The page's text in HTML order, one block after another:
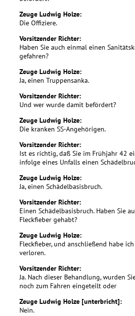
Zeuge Ludwig Holze:
Die Offiziere.
Vorsitzender Richter:
Haben Sie auch einmal einen
gefahren?
Zeuge Ludwig Holze:
Ja, einen Truppensanka.
Vorsitzender Richter:
Und wer wurde damit befördert?
Zeuge Ludwig Holze:
Die kranken SS-Angehörigen.
Vorsitzender Richter:
Ist es richtig, daß Sie im Frühjahr 42
infolge eines Unfalls einen
Zeuge Ludwig Holze:
Ja, einen Schädelbasisbruch.
Vorsitzender Richter:
Einen Schädelbasisbruch. Haben Sie
Fleckfieber gehabt?
Zeuge Ludwig Holze:
Fleckfieber, und anschließend habe
verloren.
Vorsitzender Richter:
Ja. Nach dieser Behandlung, wurden
noch zum Fahren eingeteilt oder
Zeuge Ludwig Holze [unterbricht]:
Nein.